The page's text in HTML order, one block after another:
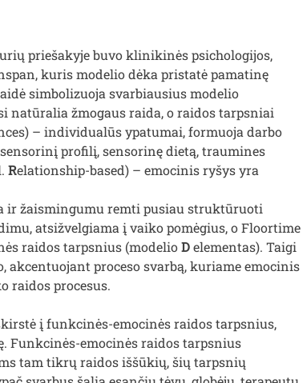
priešakyje buvo klinikinės psichologijos,
kuris modelio dėka pristatė pamatinę
simbolizuoja svarbiausius modelio
natūralia žmogaus raida, o raidos tarpsniai
– individualūs ypatumai, formuoja darbo
profilį, sensorinę dietą, traumines
Relationship-based) – emocinis ryšys yra
ir žaismingumu remti pusiau struktūruoti
atsižvelgiama į vaiko pomėgius, o Floortime
raidos tarpsnius (modelioDelementas). Taigi
akcentuojant proceso svarbą, kuriame emocinis
raidos procesus.
į funkcinės-emocinės raidos tarpsnius,
Funkcinės-emocinės raidos tarpsnius
tam tikrų raidos iššūkių, šių tarpsnių